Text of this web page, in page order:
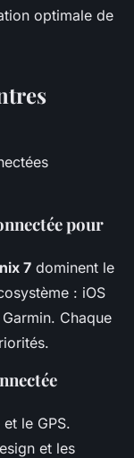
optimale de
pour
7 dominent le
: iOS
Chaque
le GPS.
et les